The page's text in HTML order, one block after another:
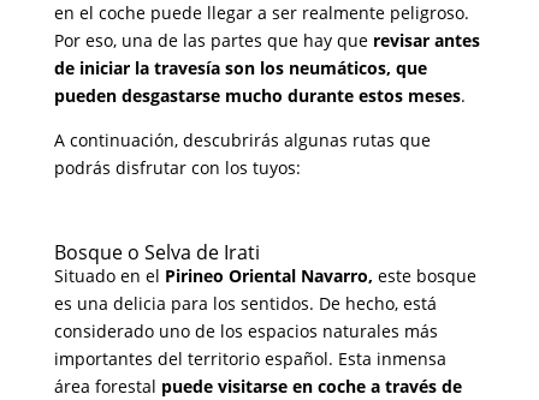
en el coche puede llegar a ser realmente peligroso.
Por eso, una de las partes que hay que revisar antes
de iniciar la travesía son los neumáticos, que
pueden desgastarse mucho durante estos meses.
A continuación, descubrirás algunas rutas que
podrás disfrutar con los tuyos:
Bosque o Selva de Irati
Situado en el Pirineo Oriental Navarro, este bosque
es una delicia para los sentidos. De hecho, está
considerado uno de los espacios naturales más
importantes del territorio español. Esta inmensa
área forestal puede visitarse en coche a través de